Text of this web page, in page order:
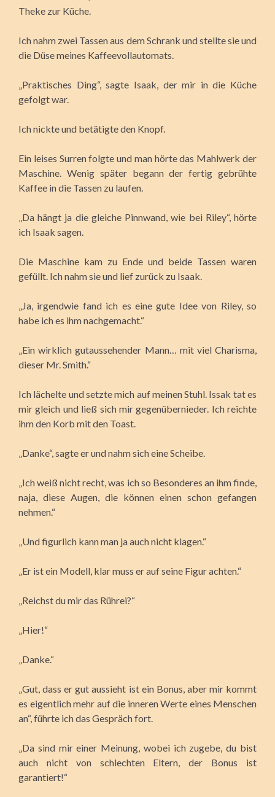
Theke zur Küche.
Ich nahm zwei Tassen aus dem Schrank und stellte sie und
die Düse meines Kaffeevollautomats.
„Praktisches Ding“, sagte Isaak, der mir in die Küche
gefolgt war.
Ich nickte und betätigte den Knopf.
Ein leises Surren folgte und man hörte das Mahlwerk der
Maschine. Wenig später begann der fertig gebrühte
Kaffee in die Tassen zu laufen.
„Da hängt ja die gleiche Pinnwand, wie bei Riley“, hörte
ich Isaak sagen.
Die Maschine kam zu Ende und beide Tassen waren
gefüllt. Ich nahm sie und lief zurück zu Isaak.
„Ja, irgendwie fand ich es eine gute Idee von Riley, so
habe ich es ihm nachgemacht.“
„Ein wirklich gutaussehender Mann… mit viel Charisma,
dieser Mr. Smith.“
Ich lächelte und setzte mich auf meinen Stuhl. Issak tat es
mir gleich und ließ sich mir gegenübernieder. Ich reichte
ihm den Korb mit den Toast.
„Danke“, sagte er und nahm sich eine Scheibe.
„Ich weiß nicht recht, was ich so Besonderes an ihm finde,
naja, diese Augen, die können einen schon gefangen
nehmen.“
„Und figurlich kann man ja auch nicht klagen.“
„Er ist ein Modell, klar muss er auf seine Figur achten.“
„Reichst du mir das Rührei?“
„Hier!“
„Danke.“
„Gut, dass er gut aussieht ist ein Bonus, aber mir kommt
es eigentlich mehr auf die inneren Werte eines Menschen
an“, führte ich das Gespräch fort.
„Da sind mir einer Meinung, wobei ich zugebe, du bist
auch nicht von schlechten Eltern, der Bonus ist
garantiert!“